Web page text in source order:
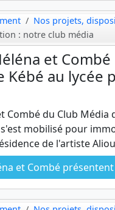
Nos projets,
: notre club média
et
Kébé au lycée
Combé du Club Média
mobilisé pour
de l'artiste
présentent l'artiste Alioune Kébé